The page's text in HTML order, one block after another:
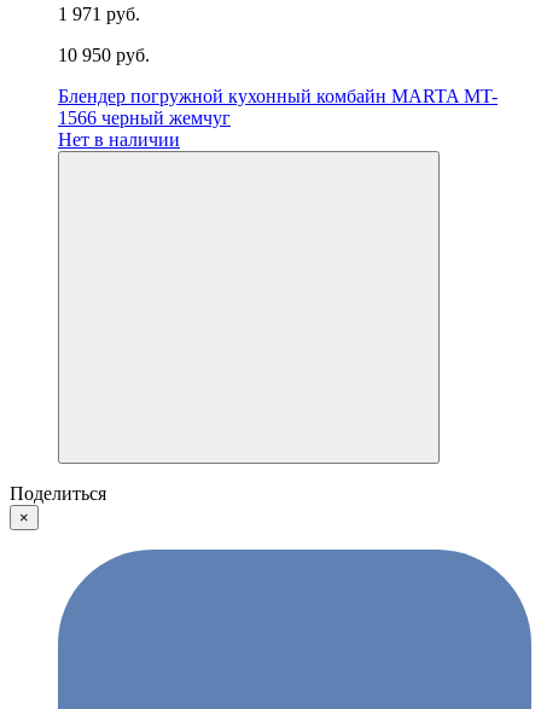
1 971 руб.
10 950 руб.
Блендер погружной кухонный комбайн MARTA MT-
1566 черный жемчуг
Нет в наличии
Поделиться
×